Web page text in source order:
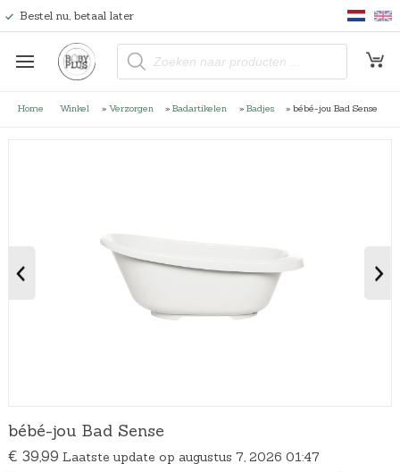
Bestel nu, betaal later
P
o
c
Home Winkel » Verzorgen » Badartikelen » Badjes » bébé-jou Bad Sense
bébé-jou Bad Sense
€ 39,99 Laatste update op augustus 7, 2026 01:47